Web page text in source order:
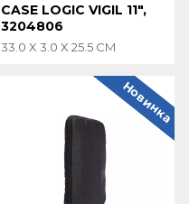
CASE LOGIC VIGIL 11",
3204806
33.0 X 3.0 X 25.5 CM
Новинка